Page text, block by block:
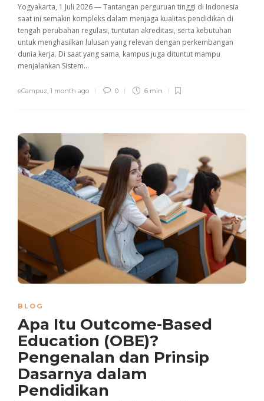
Yogyakarta, 1 Juli 2026 — Tantangan perguruan tinggi di Indonesia
saat ini semakin kompleks dalam menjaga kualitas pendidikan di
tengah perubahan regulasi, tuntutan akreditasi, serta kebutuhan
untuk menghasilkan lulusan yang relevan dengan perkembangan
dunia kerja. Di saat yang sama, kampus juga dituntut mampu
menjalankan Sistem...
eCampuz, 1 month ago 0 6 min
BLOG
Apa Itu Outcome-Based
Education (OBE)?
Pengenalan dan Prinsip
Dasarnya dalam
Pendidikan